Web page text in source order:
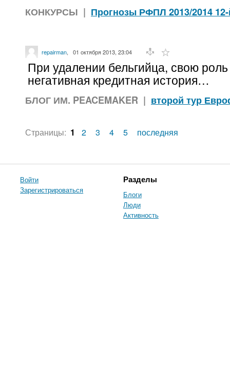
КОНКУРСЫ | Прогнозы РФПЛ 2013/2014
repairman, 01 октября 2013, 23:04
При удалении бельгийца, свою
негативная кредитная история…
БЛОГ ИМ. PEACEMAKER | второй тур
Страницы: 1 2 3 4 5 последняя
Войти
Зарегистрироваться
Разделы
Блоги
Люди
Активность